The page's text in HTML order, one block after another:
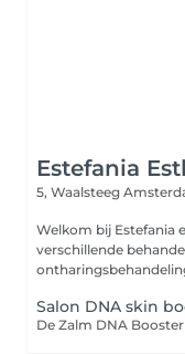
Estefania
5, Waalsteeg
Welkom bij Estefania
verschillende
Salon DNA skin